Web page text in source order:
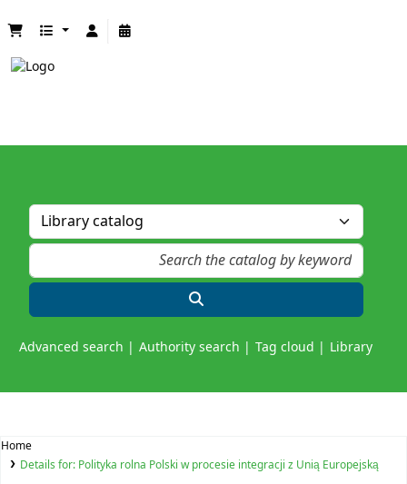
Advanced search Authority search Tag cloud Library
Home
Details for: Polityka rolna Polski w procesie integracji z Unią Europejską